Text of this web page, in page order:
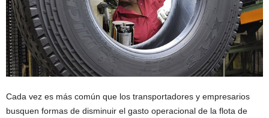
Cada vez es más común que los transportadores y empresarios
busquen formas de disminuir el gasto operacional de la flota de